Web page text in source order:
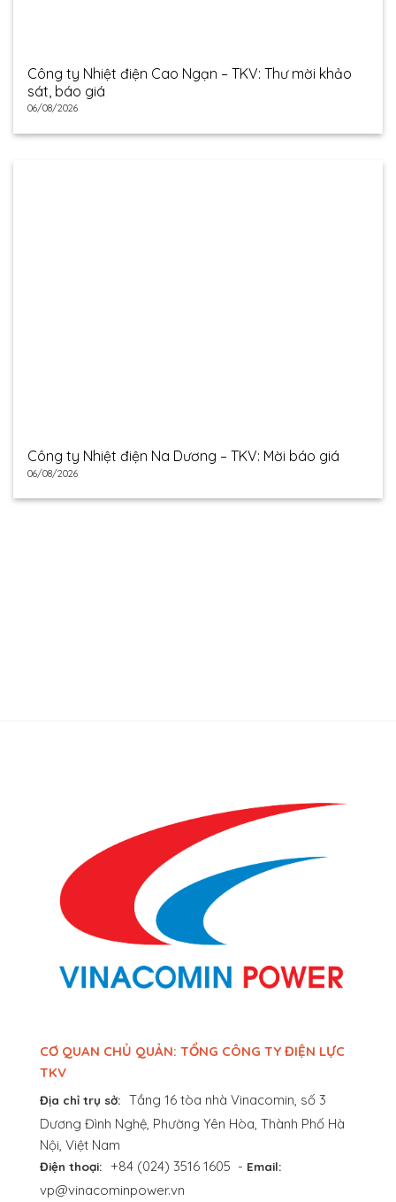
Công ty Nhiệt điện Cao Ngạn – TKV: Thư mời khảo
sát, báo giá
06/08/2026
Công ty Nhiệt điện Na Dương – TKV: Mời báo giá
06/08/2026
CƠ QUAN CHỦ QUẢN: TỔNG CÔNG TY ĐIỆN LỰC
TKV
Địa chỉ trụ sở: Tầng 16 tòa nhà Vinacomin, số 3
Dương Đình Nghệ, Phường Yên Hòa, Thành Phố Hà
Nội, Việt Nam
Điện thoại: +84 (024) 3516 1605 - Email:
vp@vinacominpower.vn